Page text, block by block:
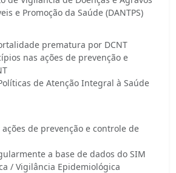
e Promoção da Saúde (DANTPS)
prematura por DCNT
nas ações de prevenção e
de Atenção Integral à Saúde
de prevenção e controle de
a base de dados do SIM
/ Vigilância Epidemiológica